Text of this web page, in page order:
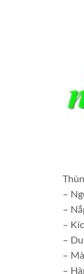
–
–
–
–
–
–